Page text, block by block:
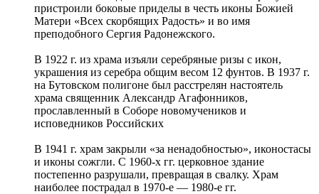
пристроили боковые приделы в честь иконы Божией
Матери «Всех скорбящих Радость» и во имя
преподобного Сергия Радонежского.
В 1922 г. из храма изъяли серебряные ризы с икон,
украшения из серебра общим весом 12 фунтов. В 1937 г.
на Бутовском полигоне был расстрелян настоятель
храма священник Александр Агафонников,
прославленный в Соборе новомучеников и
исповедников Российских
В 1941 г. храм закрыли «за ненадобностью», иконостасы
и иконы сожгли. С 1960-х гг. церковное здание
постепенно разрушали, превращая в свалку. Храм
наиболее пострадал в 1970-е — 1980-е гг.